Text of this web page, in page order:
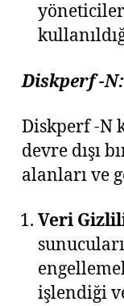
Diskperf -
Diskperf -N
devre dışı
alanları ve
Veri
işlendiği